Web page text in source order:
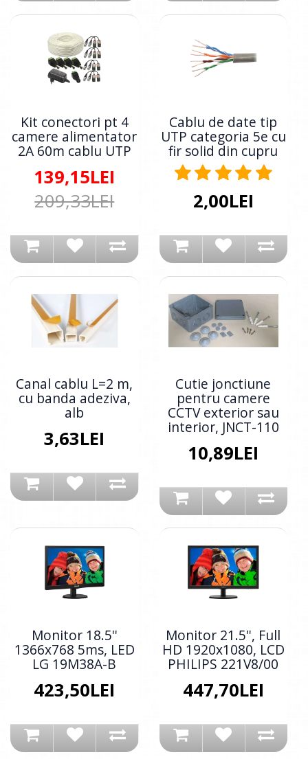
Kit conectori pt 4
camere alimentator
2A 60m cablu UTP
139,15LEI
209,33LEI
Cablu de date tip
UTP categoria 5e cu
fir solid din cupru
2,00LEI
Canal cablu L=2 m,
cu banda adeziva,
alb
3,63LEI
Cutie jonctiune
pentru camere
CCTV exterior sau
interior, JNCT-110
10,89LEI
Monitor 18.5''
1366x768 5ms, LED
LG 19M38A-B
423,50LEI
Monitor 21.5'', Full
HD 1920x1080, LCD
PHILIPS 221V8/00
447,70LEI